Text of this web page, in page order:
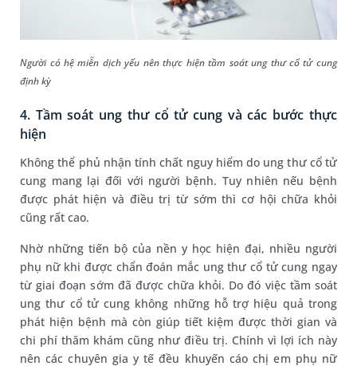
Người có hệ miễn dịch yếu nên thực hiện tầm soát ung thư cổ tử cung
định kỳ
4. Tầm soát ung thư cổ tử cung và các bước thực
hiện
Không thể phủ nhận tính chất nguy hiểm do ung thư cổ tử
cung mang lại đối với người bệnh. Tuy nhiên nếu bệnh
được phát hiện và điều trị từ sớm thì cơ hội chữa khỏi
cũng rất cao.
Nhờ những tiến bộ của nền y học hiện đại, nhiều người
phụ nữ khi được chẩn đoán mắc ung thư cổ tử cung ngay
từ giai đoạn sớm đã được chữa khỏi. Do đó việc tầm soát
ung thư cổ tử cung không những hỗ trợ hiệu quả trong
phát hiện bệnh mà còn giúp tiết kiệm được thời gian và
chi phí thăm khám cũng như điều trị. Chính vì lợi ích này
nên các chuyên gia y tế đều khuyến cáo chị em phụ nữ